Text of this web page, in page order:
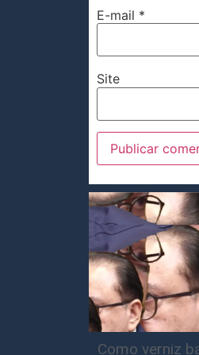
E-mail *
Site
Como verniz